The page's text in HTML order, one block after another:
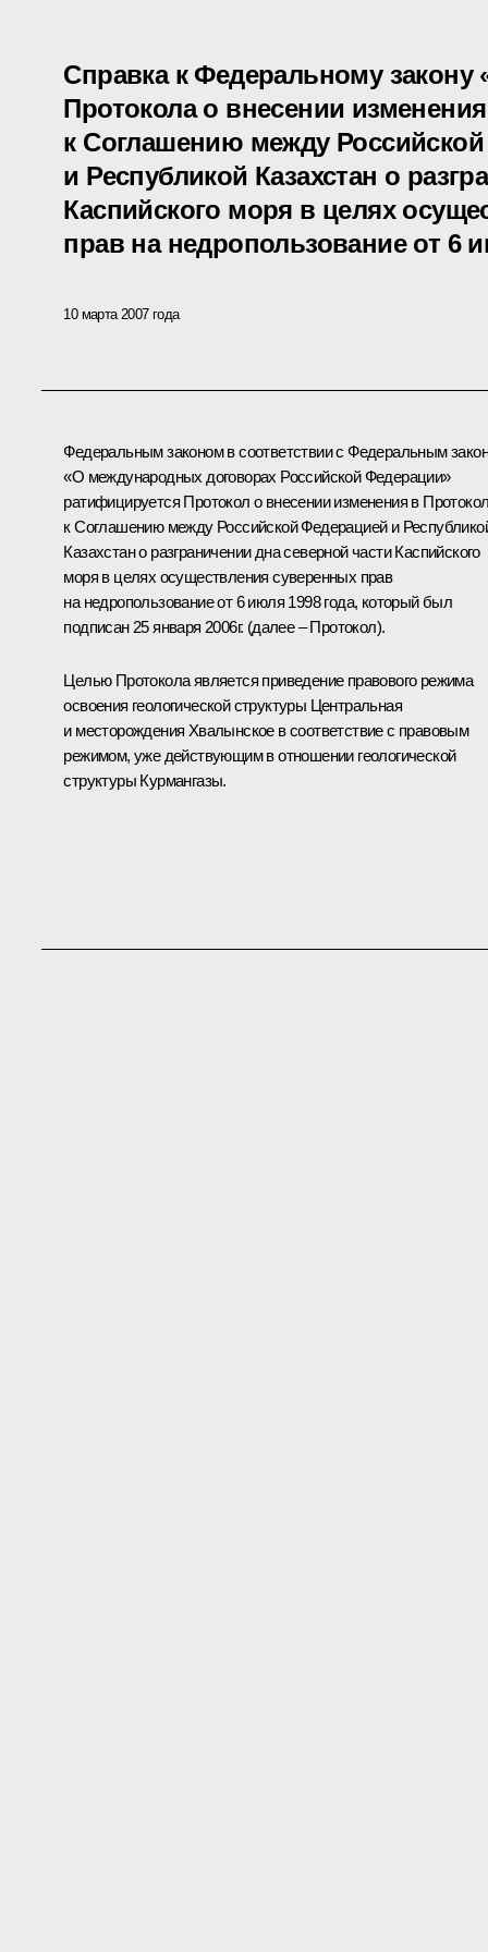
Справка к Федеральному закону
Протокола о внесении
к Соглашению между
и Республикой Казахстан о
Каспийского моря в целях
прав на недропользование от 6
10 марта 2007 года
Федеральным законом в соответствии с Федеральным
«О международных договорах Российской Федерации»
ратифицируется Протокол о внесении изменения в
к Соглашению между Российской Федерацией и
Казахстан о разграничении дна северной части Каспийского
моря в целях осуществления суверенных прав
на недропользование от 6 июля 1998 года, который был
подписан 25 января 2006г. (далее – Протокол).
Целью Протокола является приведение правового режима
освоения геологической структуры Центральная
и месторождения Хвалынское в соответствие с правовым
режимом, уже действующим в отношении геологической
структуры Курмангазы.